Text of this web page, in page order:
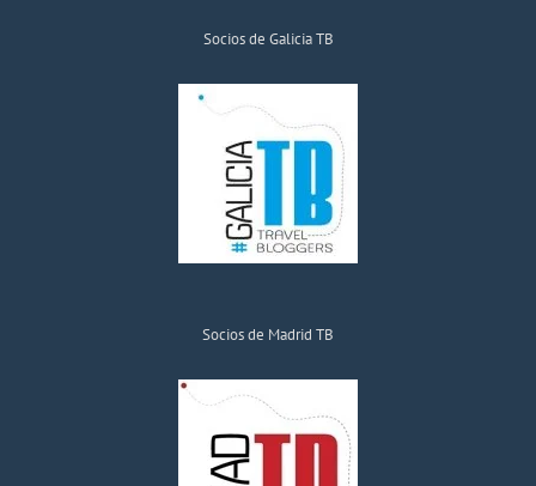
Socios de Galicia TB
Socios de Madrid TB